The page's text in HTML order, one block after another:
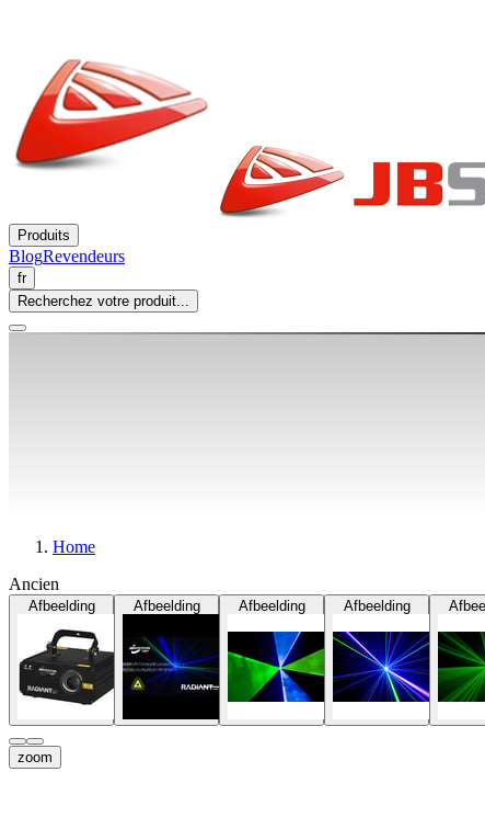
Produits
BlogRevendeurs
fr
Recherchez votre produit...
Home
Ancien
Afbeelding Afbeelding Afbeelding Afbeelding
zoom